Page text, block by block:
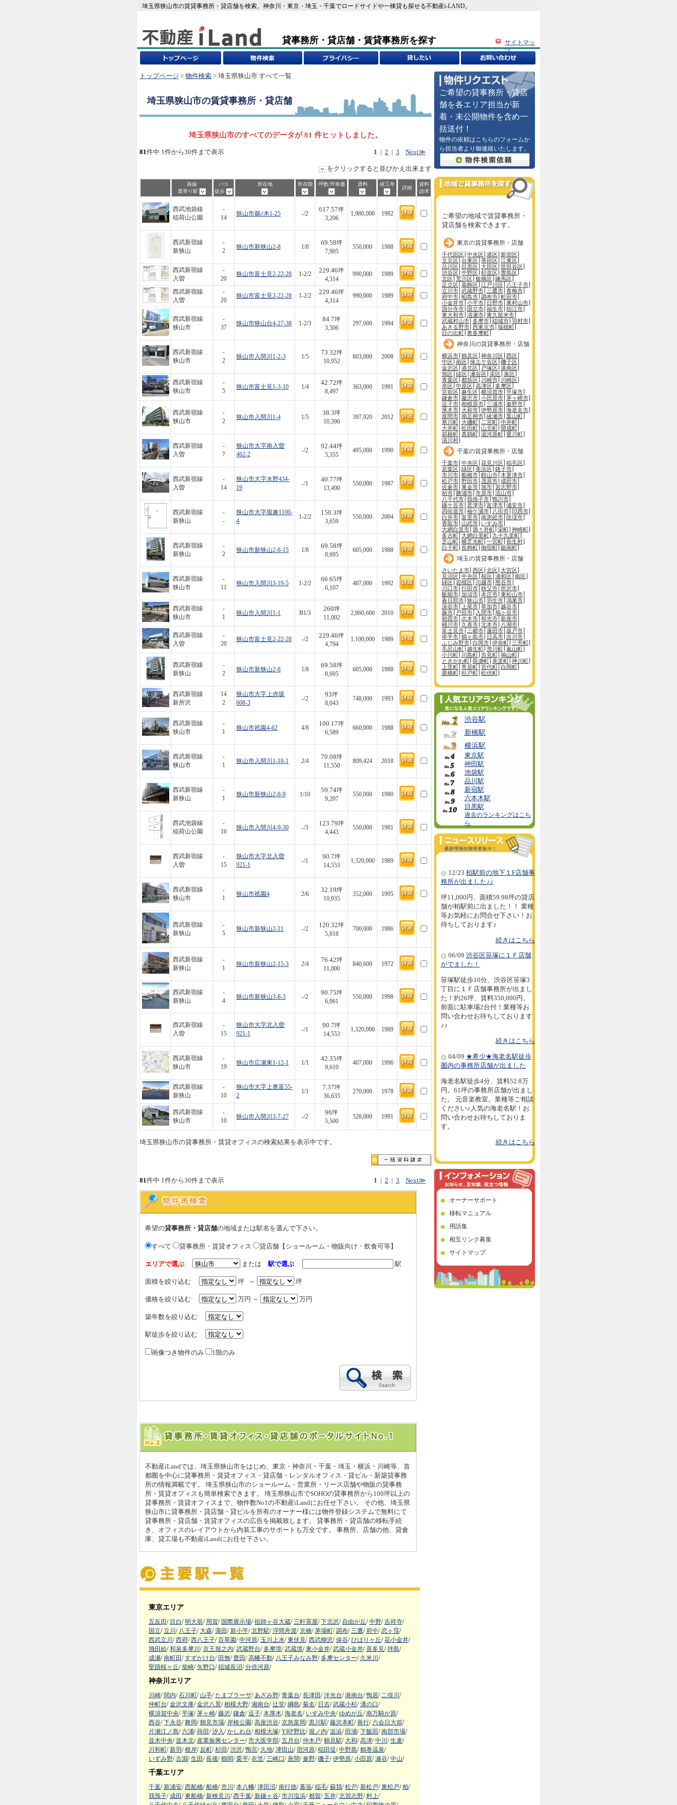
埼玉県狭山市の賃貸事務所・貸店舗を検索。神奈川・東京・埼玉・千葉でロードサイドや一棟貸も探せる不動産i-LAND。
貸事務所・貸店舗・賃貸事務所を探す
サイトマッ
プ
トップページ > 物件検索 > 埼玉県狭山市 すべて一覧
埼玉県狭山市の賃貸事務所・貸店舗
埼玉県狭山市のすべてのデータが 81 件ヒットしました。
1 2 3 Next≫
81件中 1件から30件まで表示
をクリックすると並びかえ出来ます
路線
最寄り駅
バス
徒歩
所在地 所在階 坪数/坪単価 賃料 竣工年
詳細
資料
請求
西武池袋線
稲荷山公園
-
14
狭山市鵜ﾉ木1-25 -/2
617.57坪
3,206
1,980,000 1982
西武新宿線
新狭山
-
2
狭山市新狭山2-8 1/8
69.58坪
7,905
550,000 1988
西武新宿線
入曽
-
20
狭山市富士見2-22-28 1-2/2
229.46坪
4,314
990,000 1989
西武新宿線
入曽
-
20
狭山市富士見2-22-28 1-2/2
229.46坪
4,314
990,000 1989
西武新宿線
狭山市
-
37
狭山市狭山台4-27-38 1-2/3
84.7坪
3,506
297,000 1994
西武新宿線
狭山市
-
2
狭山市入間川1-2-3 1/5
73.32坪
10,952
803,000 2008
西武新宿線
狭山市
-
5
狭山市富士見1-3-10 1/4
42.72坪
8,497
363,000 1991
西武新宿線
狭山市
-
2
狭山市入間川1-4 1/5
38.3坪
10,390
397,920 2012
西武新宿線
入曽
-
7
狭山市大字南入曽
462-2
-/2
92.44坪
5,355
495,000 1990
西武新宿線
入曽
-
14
狭山市大字水野434-
19
-/1
40.77坪
13,490
550,000 1987
西武新宿線
新狭山
-
-
狭山市大字堀兼1100-
4
1-2/2
150.3坪
3,659
550,000 2004
西武新宿線
新狭山
-
2
狭山市新狭山2-8-15 1/8
69.58坪
8,695
605,000 1988
西武新宿線
狭山市
-
11
狭山市入間川3-19-5 1-2/2
66.65坪
6,107
407,000 1992
西武新宿線
狭山市
-
1
狭山市入間川1-1 B1/3
260坪
11,002
2,860,600 2010
西武新宿線
入曽
-
20
狭山市富士見2-22-28 -/2
229.46坪
4,794
1,100,000 1989
西武新宿線
新狭山
-
2
狭山市新狭山2-8 1/8
69.58坪
8,695
605,000 1988
西武新宿線
新所沢
14
2
狭山市大字上赤坂
608-3
-/2
93坪
8,043
748,000 1993
西武新宿線
狭山市
-
1
狭山市祇園4-62 4/8
100.17坪
6,589
660,000 1988
西武新宿線
狭山市
-
1
狭山市入間川1-18-1 2/4
70.08坪
11,550
809,424 2018
西武新宿線
新狭山
-
1
狭山市新狭山2-8-9 1/10
59.74坪
9,207
550,000 1980
西武池袋線
稲荷山公園
-
16
狭山市入間川4-9-30 -/3
123.79坪
4,443
550,000 1981
西武新宿線
入曽
-
15
狭山市大字北入曽
921-1
-/1
90.7坪
14,553
1,320,000 1989
西武新宿線
狭山市
-
1
狭山市祇園4 2/6
32.19坪
10,935
352,000 1995
西武新宿線
新狭山
-
5
狭山市新狭山2-11 -/2
120.32坪
5,818
700,000 1986
西武新宿線
新狭山
-
1
狭山市新狭山2-15-3 2/4
76.42坪
11,000
840,600 1972
西武新宿線
新狭山
-
4
狭山市新狭山3-8-3 -/2
90.75坪
6,061
550,000 1998
西武新宿線
入曽
-
15
狭山市大字北入曽
921-1
-/1
90.7坪
14,553
1,320,000 1989
西武新宿線
狭山市
-
19
狭山市広瀬東1-12-1 1/1
42.35坪
9,610
407,000 1996
西武新宿線
新狭山
-
10
狭山市大字上奥富55-
2
1/1
7.37坪
36,635
270,000 1978
西武新宿線
狭山市
-
10
狭山市入間川3-7-27 -/2
96坪
5,500
528,000 1991
埼玉県狭山市の貸事務所・賃貸オフィスの検索結果を表示中です。
1 2 3 Next≫
81件中 1件から30件まで表示
希望の貸事務所・貸店舗の地域または駅名を選んで下さい。
すべて 貸事務所・賃貸オフィス 貸店舗【ショールーム・物販向け・飲食可等】
エリアで選ぶ または駅で選ぶ 駅
面積を絞り込む 坪 ～ 坪
価格を絞り込む 万円 ～ 万円
築年数を絞り込む
駅徒歩を絞り込む
画像つき物件のみ 1階のみ
不動産iLandでは、埼玉県狭山市をはじめ、東京・神奈川・千葉・埼玉・横浜・川崎等、首
都圏を中心に貸事務所・賃貸オフィス・貸店舗・レンタルオフィス・貸ビル・新築貸事務
所の情報満載です。 埼玉県狭山市のショールーム・営業所・リース店舗や物販の貸事務
所・賃貸オフィスも簡単検索できます。 埼玉県狭山市でSOHOの貸事務所から100坪以上の
貸事務所・賃貸オフィスまで、物件数No1の不動産iLandにお任せ下さい。 その他、埼玉県
狭山市に貸事務所・貸店舗・貸ビルを所有のオーナー様には物件登録システムで無料にて
貸事務所・貸店舗・賃貸オフィスの広告を掲載致します。 貸事務所・貸店舗の移転手続
き、オフィスのレイアウトから内装工事のサポートも万全です。 事務所、店舗の他、貸倉
庫、貸工場も不動産iLandにお任せ下さい。
東京エリア
五反田/ 目白/ 明大前/ 用賀/ 国際展示場/ 祖師ヶ谷大蔵/ 三軒茶屋/ 下北沢/ 自由が丘/ 中野/ 吉祥寺/
国立/ 立川 / 八王子/ 大森/ 蒲田/ 新小平/ 北野駅/ 浮間舟渡/ 京橋/ 茅場町/ 調布/ 三鷹/ 府中/ 恋ヶ窪/
西武立川 / 西府/ 西八王子/ 百草園/ 中河原/ 玉川上水/ 東伏見/ 西武柳沢/ 保谷/ ひばりヶ丘/ 花小金井/
飛田給/ 和泉多摩川 / 京王堀之内/ 武蔵野台/ 多摩境/ 武蔵境/ 東小金井/ 武蔵小金井/ 喜多見/ 拝島/
成瀬/ 南町田/ すずかけ台/ 田無/ 豊田/ 高幡不動/ 八王子みなみ野/ 多摩センター/ 久米川 /
聖蹟桜ヶ丘/ 柴崎/ 矢野口/ 稲城長沼/ 分倍河原/
神奈川エリア
川崎/ 関内/ 石川町/ 山手/ たまプラーザ/ あざみ野/ 青葉台/ 長津田/ 洋光台/ 港南台/ 鴨居/ 二俣川 /
仲町台/ 金沢文庫/ 金沢八景/ 相模大野/ 湘南台/ 辻堂/ 綱島/ 菊名/ 日吉/ 武蔵小杉/ 溝の口/
横須賀中央/ 平塚/ 茅ヶ崎/ 藤沢/ 鎌倉/ 逗子/ 本厚木/ 海老名/ いずみ中央/ ゆめが丘/ 南万騎が原/
西谷/ 下永谷/ 舞岡/ 鶴見市場/ 岸根公園/ 高座渋谷/ 京急富岡/ 黒川駅/ 藤沢本町/ 善行/ 六会日大前/
片瀬江ノ島/ 六浦/ 蒔田/ 汐入/ かしわ台/ 相模大塚/ YRP野比/ 堀ノ内/ 追浜/ 田浦/ 下飯田/ 南部市場/
並木中央/ 並木北/ 産業振興センター/ 市大医学部/ 五月台/ 仲木戸/ 鶴見駅/ 大和/ 高津/ 中川 / 生麦/
川和町/ 新羽/ 根岸/ 反町/ 杉田/ 渋沢/ 鴨宮/ 久地/ 津田山/ 宿河原/ 稲田堤/ 中野島/ 鶴巻温泉/
いずみ野/ 古淵/ 生田/ 長後/ 鶴間/ 栗平/ 衣笠/ 三崎口/ 座間/ 秦野/ 磯子/ 伊勢原/ 小田原/ 瀬谷/ 中山/
千葉エリア
千葉/ 新浦安/ 西船橋/ 船橋/ 市川 / 本八幡/ 津田沼/ 南行徳/ 幕張/ 稲毛/ 蘇我/ 松戸/ 新松戸/ 東松戸/ 柏/
我孫子/ 成田/ 東船橋/ 新検見川 / 西千葉/ 新鎌ヶ谷/ 市川塩浜/ 都賀/ 五井/ 北習志野/ 村上/
ご希望の貸事務所・貸店
舗を各エリア担当が新
着・未公開物件を含め一
括送付！
物件の依頼はこちらのフォームか
ら担当者より御連絡いたします。
ご希望の地域で賃貸事務所・
貸店舗を検索できます。
東京の賃貸事務所・店舗
千代田区 中央区 港区 新宿区
文京区 台東区 墨田区 江東区
品川区 目黒区 大田区 世田谷区
渋谷区 中野区 杉並区 豊島区
北区 荒川区 板橋区 練馬区
足立区 葛飾区 江戸川区
八王子市
立川市 武蔵野市 三鷹市 青梅市
府中市 昭島市 調布市 町田市
小金井市 小平市 日野市 東村山市
国分寺市
国立市 福生市 狛江市
東大和市 清瀬市 東久留米市
武蔵村山市 多摩市 稲城市 羽村市
あきる野市 西東京市 瑞穂町
日の出町 奥多摩町
神奈川の賃貸事務所・店舗
横浜市 鶴見区 神奈川区 西区
中区 南区 保土ケ谷区 磯子区
金沢区 港北区 戸塚区 港南区
旭区 緑区 瀬谷区 栄区 泉区
青葉区 都筑区 川崎市
川崎区
幸区 中原区 高津区 多摩区
宮前区 麻生区 横須賀市 平塚市
鎌倉市 藤沢市 小田原市 茅ヶ崎市
逗子市 相模原市 三浦市 秦野市
厚木市 大和市 伊勢原市 海老名市
座間市 南足柄市 綾瀬市 葉山町
寒川町 大磯町 二宮町 中井町
大井町 松田町 山北町 開成町
箱根町 真鶴町 湯河原町 愛川町
清川村
千葉の賃貸事務所・店舗
千葉市 中央区 花見川区 稲毛区
若葉区 緑区 美浜区 銚子市
市川市 船橋市 館山市 木更津市
松戸市 野田市 茂原市 成田市
佐倉市 東金市 旭市 習志野市
柏市 勝浦市 市原市 流山市
八千代市 我孫子市 鴨川市
鎌ケ谷市 君津市 富津市 浦安市
四街道市 袖ケ浦市 八街市 印西市
白井市 富里市 南房総市 匝瑳市
香取市 山武市 いすみ市
大網白里市 酒々井町 栄町 神崎町
多古町 大網白里町 九十九里町
芝山町 横芝光町 一宮町 長生村
白子町 長柄町 御宿町 鋸南町
埼玉の賃貸事務所・店舗
さいたま市 西区 北区 大宮区
見沼区 中央区 桜区 浦和区 南区
緑区 岩槻区 川越市 熊谷市
川口市 行田市 秩父市 所沢市
飯能市 加須市 本庄市 東松山市
春日部市 狭山市 羽生市 鴻巣市
深谷市
上尾市 草加市 越谷市
蕨市
戸田市 入間市 鳩ヶ谷市
朝霞市 志木市 和光市 新座市
桶川市 久喜市 北本市
八潮市
富士見市 三郷市 蓮田市 坂戸市
幸手市 鶴ヶ島市 日高市 吉川市
ふじみ野市 白岡市 伊奈町 三芳町
毛呂山町 越生町 滑川町 嵐山町
小川町
川島町 吉見町 鳩山町
ときがわ町 長瀞町 美里町 神川町
上里町 寄居町 宮代町 白岡町
栗橋町 杉戸町 松伏町
渋谷駅
新橋駅
横浜駅
東京駅
神田駅
池袋駅
品川駅
新宿駅
六本木駅
目黒駅
過去のランキングはこち
ら
12/23 柏駅前の地下１F店舗事
務所が出ました♪♪
坪11,000円、面積59.98坪の貸店
舗が柏駅前に出ました！！ 業種
等お気軽にお問合せ下さい！お
待ちしております♪
続きはこちら
06/09 渋谷区笹塚に１Ｆ店舗
がでました！
笹塚駅徒歩10分、渋谷区笹塚3
丁目に１Ｆ店舗事務所が出まし
た！約26坪、賃料350,000円。
前面に駐車場2台付！業種等お
問い合わせお待ちしております
♪♪
続きはこちら
04/09 ★希少★海老名駅徒歩
圏内の事務所店舗が出ました
海老名駅徒歩4分、賃料52.8万
円。61坪の事務所店舗が出まし
た。 元音楽教室。業種等ご相談
ください♪人気の海老名駅！お
問い合わせお待ちしておりま
す。
続きはこちら
オーナーサポート
移転マニュアル
用語集
相互リンク募集
サイトマップ